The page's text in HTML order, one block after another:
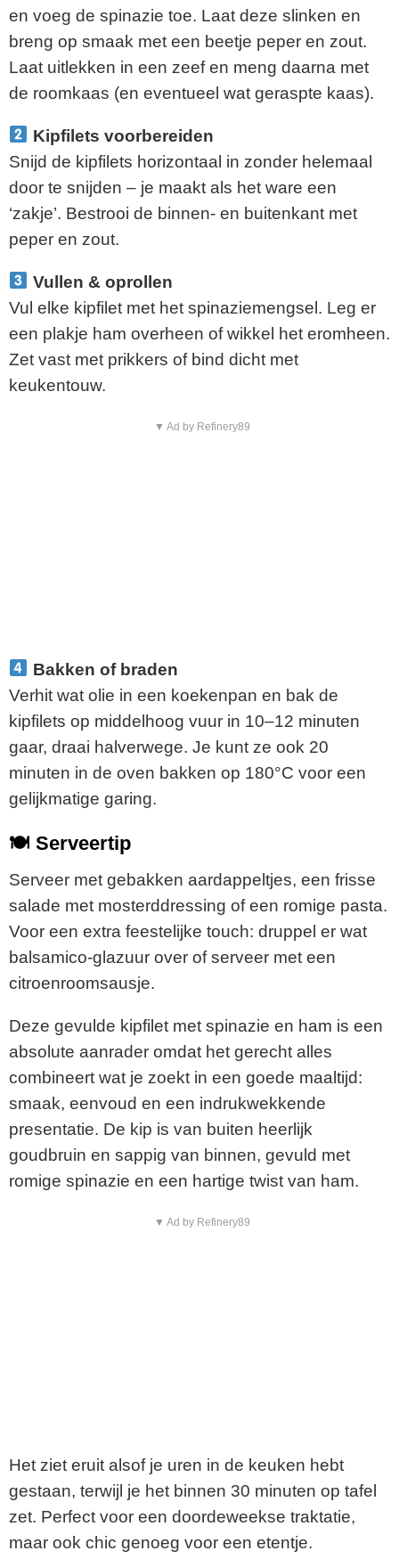
en voeg de spinazie toe. Laat deze slinken en
breng op smaak met een beetje peper en zout.
Laat uitlekken in een zeef en meng daarna met
de roomkaas (en eventueel wat geraspte kaas).
Kipfilets voorbereiden
Snijd de kipfilets horizontaal in zonder helemaal
door te snijden – je maakt als het ware een
‘zakje’. Bestrooi de binnen- en buitenkant met
peper en zout.
Vullen & oprollen
Vul elke kipfilet met het spinaziemengsel. Leg er
een plakje ham overheen of wikkel het eromheen.
Zet vast met prikkers of bind dicht met
keukentouw.
▼ Ad by Refinery89
Bakken of braden
Verhit wat olie in een koekenpan en bak de
kipfilets op middelhoog vuur in 10–12 minuten
gaar, draai halverwege. Je kunt ze ook 20
minuten in de oven bakken op 180°C voor een
gelijkmatige garing.
🍽 Serveertip
Serveer met gebakken aardappeltjes, een frisse
salade met mosterddressing of een romige pasta.
Voor een extra feestelijke touch: druppel er wat
balsamico-glazuur over of serveer met een
citroenroomsausje.
Deze gevulde kipfilet met spinazie en ham is een
absolute aanrader omdat het gerecht alles
combineert wat je zoekt in een goede maaltijd:
smaak, eenvoud en een indrukwekkende
presentatie. De kip is van buiten heerlijk
goudbruin en sappig van binnen, gevuld met
romige spinazie en een hartige twist van ham.
▼ Ad by Refinery89
Het ziet eruit alsof je uren in de keuken hebt
gestaan, terwijl je het binnen 30 minuten op tafel
zet. Perfect voor een doordeweekse traktatie,
maar ook chic genoeg voor een etentje.